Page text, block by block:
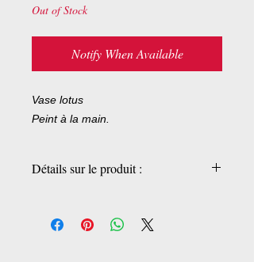
Out of Stock
Notify When Available
Vase lotus
Peint à la main.
Détails sur le produit :
21 x 15